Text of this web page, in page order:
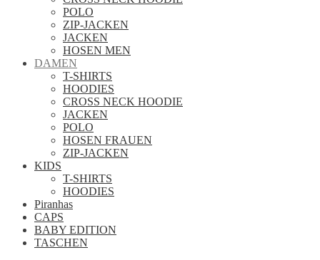
POLO
ZIP-JACKEN
JACKEN
HOSEN MEN
DAMEN
T-SHIRTS
HOODIES
CROSS NECK HOODIE
JACKEN
POLO
HOSEN FRAUEN
ZIP-JACKEN
KIDS
T-SHIRTS
HOODIES
Piranhas
CAPS
BABY EDITION
TASCHEN